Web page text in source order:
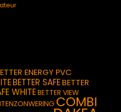
ENERGY PVC
BETTER SAFEBETTER
WHITEBETTER VIEW
COMBI